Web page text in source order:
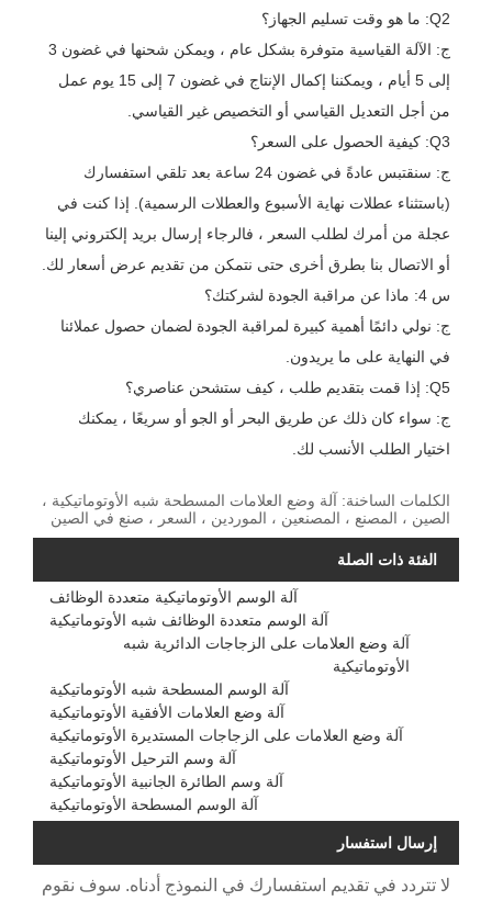
Q2: ما هو وقت تسليم الجهاز؟
ج: الآلة القياسية متوفرة بشكل عام ، ويمكن شحنها في غضون 3
إلى 5 أيام ، ويمكننا إكمال الإنتاج في غضون 7 إلى 15 يوم عمل
من أجل التعديل القياسي أو التخصيص غير القياسي.
Q3: كيفية الحصول على السعر؟
ج: سنقتبس عادةً في غضون 24 ساعة بعد تلقي استفسارك
(باستثناء عطلات نهاية الأسبوع والعطلات الرسمية). إذا كنت في
عجلة من أمرك لطلب السعر ، فالرجاء إرسال بريد إلكتروني إلينا
أو الاتصال بنا بطرق أخرى حتى نتمكن من تقديم عرض أسعار لك.
س 4: ماذا عن مراقبة الجودة لشركتك؟
ج: نولي دائمًا أهمية كبيرة لمراقبة الجودة لضمان حصول عملائنا
في النهاية على ما يريدون.
Q5: إذا قمت بتقديم طلب ، كيف ستشحن عناصري؟
ج: سواء كان ذلك عن طريق البحر أو الجو أو سريعًا ، يمكنك
اختيار الطلب الأنسب لك.
الكلمات الساخنة: آلة وضع العلامات المسطحة شبه الأوتوماتيكية ،
الصين ، المصنع ، المصنعين ، الموردين ، السعر ، صنع في الصين
الفئة ذات الصلة
آلة الوسم الأوتوماتيكية متعددة الوظائف
آلة الوسم متعددة الوظائف شبه الأوتوماتيكية
آلة وضع العلامات على الزجاجات الدائرية شبه
الأوتوماتيكية
آلة الوسم المسطحة شبه الأوتوماتيكية
آلة وضع العلامات الأفقية الأوتوماتيكية
آلة وضع العلامات على الزجاجات المستديرة الأوتوماتيكية
آلة وسم الترحيل الأوتوماتيكية
آلة وسم الطائرة الجانبية الأوتوماتيكية
آلة الوسم المسطحة الأوتوماتيكية
إرسال استفسار
لا تتردد في تقديم استفسارك في النموذج أدناه. سوف نقوم